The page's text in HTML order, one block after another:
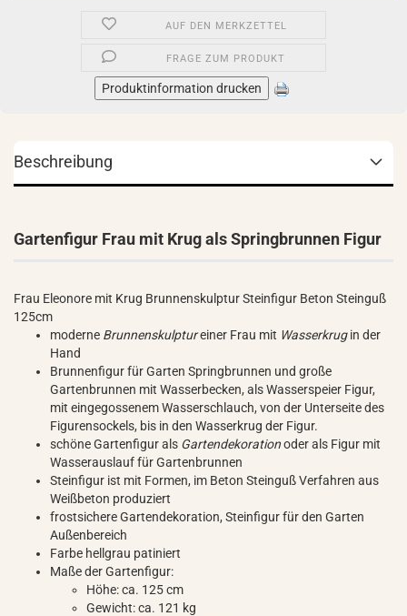
AUF DEN MERKZETTEL
FRAGE ZUM PRODUKT
Produktinformation drucken
Beschreibung
Gartenfigur Frau mit Krug als Springbrunnen Figur
Frau Eleonore mit Krug Brunnenskulptur Steinfigur Beton Steinguß
125cm
moderne Brunnenskulptureiner Frau mit Wasserkrugin der
Hand
Brunnenfigur für Garten Springbrunnen und große
Gartenbrunnen mit Wasserbecken, als Wasserspeier Figur,
mit eingegossenem Wasserschlauch, von der Unterseite des
Figurensockels, bis in den Wasserkrug der Figur.
schöne Gartenfigur als Gartendekorationoder als Figur mit
Wasserauslauf für Gartenbrunnen
Steinfigur ist mit Formen, im Beton Steinguß Verfahren aus
Weißbeton produziert
frostsichere Gartendekoration, Steinfigur für den Garten
Außenbereich
Farbe hellgrau patiniert
Maße der Gartenfigur:
Höhe: ca. 125 cm
Gewicht: ca. 121 kg